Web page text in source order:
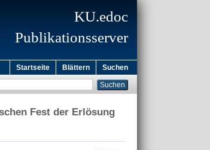
KU.edoc
Publikationsserver
Startseite Blättern Suchen
Fest der Erlösung